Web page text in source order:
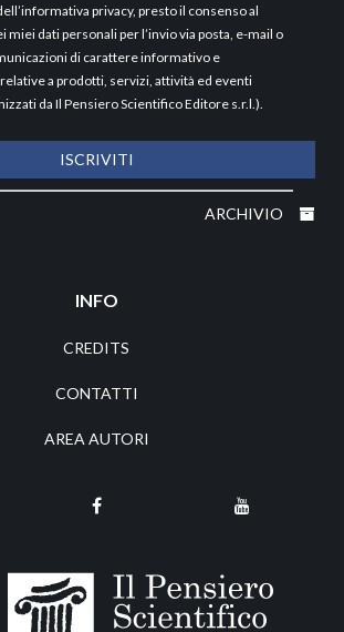
informativa privacy, presto il consenso al
miei dati personali per l’invio via posta, e-mail o
di carattere informativo e
a prodotti, servizi, attività ed eventi
da Il Pensiero Scientifico Editore s.r.l.).
ISCRIVITI
ARCHIVIO
INFO
CREDITS
CONTATTI
AREA AUTORI